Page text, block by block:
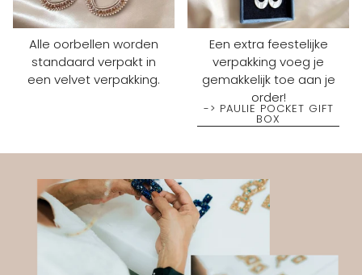
Alle oorbellen worden
standaard verpakt in
een velvet verpakking.
Een extra feestelijke
verpakking voeg je
gemakkelijk toe aan je
order!
-> PAULIE POCKET GIFT
BOX